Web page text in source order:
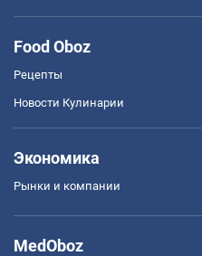
Food Oboz
Рецепты
Новости Кулинарии
Экономика
Рынки и компании
MedOboz